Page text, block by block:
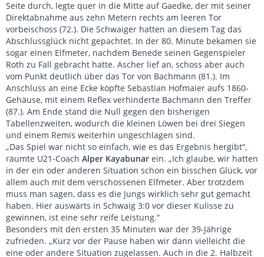
Seite durch, legte quer in die Mitte auf Gaedke, der mit seiner
Direktabnahme aus zehn Metern rechts am leeren Tor
vorbeischoss (72.). Die Schwaiger hatten an diesem Tag das
Abschlussglück nicht gepachtet. In der 80. Minute bekamen sie
sogar einen Elfmeter, nachdem Benede seinen Gegenspieler
Roth zu Fall gebracht hatte. Ascher lief an, schoss aber auch
vom Punkt deutlich über das Tor von Bachmann (81.). Im
Anschluss an eine Ecke köpfte Sebastian Hofmaier aufs 1860-
Gehäuse, mit einem Reflex verhinderte Bachmann den Treffer
(87.). Am Ende stand die Null gegen den bisherigen
Tabellenzweiten, wodurch die kleinen Löwen bei drei Siegen
und einem Remis weiterhin ungeschlagen sind.
„Das Spiel war nicht so einfach, wie es das Ergebnis hergibt“,
räumte U21-Coach Alper Kayabunar ein. „Ich glaube, wir hatten
in der ein oder anderen Situation schon ein bisschen Glück, vor
allem auch mit dem verschossenen Elfmeter. Aber trotzdem
muss man sagen, dass es die Jungs wirklich sehr gut gemacht
haben. Hier auswärts in Schwaig 3:0 vor dieser Kulisse zu
gewinnen, ist eine sehr reife Leistung.“
Besonders mit den ersten 35 Minuten war der 39-Jährige
zufrieden. „Kurz vor der Pause haben wir dann vielleicht die
eine oder andere Situation zugelassen. Auch in die 2. Halbzeit